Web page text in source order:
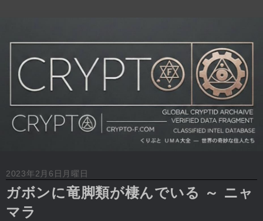
2023年2月6日月曜日
ガボンに竜脚類が棲んでいる ～ ニャ
マラ